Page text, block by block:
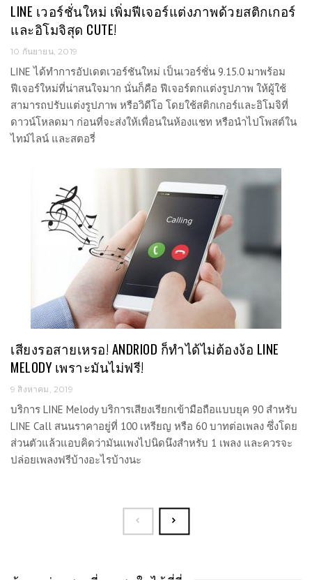
LINE เวอร์ชั่นใหม่ เพิ่มฟีเจอร์แต่งภาพด้วยสติกเกอร์
และอิโมจิสุด CUTE!
10 กันยายน, 2019
LINE ได้ทำการอัปเดตเวอร์ชันใหม่ เป็นเวอร์ชั่น 9.15.0 มาพร้อม
ฟีเจอร์ใหม่ที่น่าสนใจมาก นั่นก็คือ ฟีเจอร์ตกแต่งรูปภาพ ให้ผู้ใช้
สามารถปรับแต่งรูปภาพ หรือวิดีโอ โดยใช้สติกเกอร์และอิโมจิที่
ดาวน์โหลดมา ก่อนที่จะส่งให้เพื่อนในห้องแชท หรือนำไปโพสต์ใน
ไทม์ไลน์ และสตอรี่
เสียงรอสายเหรอ! ANDRIOD ก็ทำได้ไม่ต้องง้อ LINE
MELODY เพราะมันไม่ฟรี!
9 สิงหาคม, 2019
บริการ LINE Melody บริการเสียงเรียกเข้ามือถือแบบยุค 90 สำหรับ
LINE Call สนนราคาอยู่ที่ 100 เหรียญ หรือ 60 บาทต่อเพลง ซึ่งโดย
ส่วนตัวแล้วแอบคิดว่ามันแพงไปนิดนึงสำหรับ 1 เพลง และควรจะ
ปล่อยเพลงฟรีบ้างอะไรบ้างนะ